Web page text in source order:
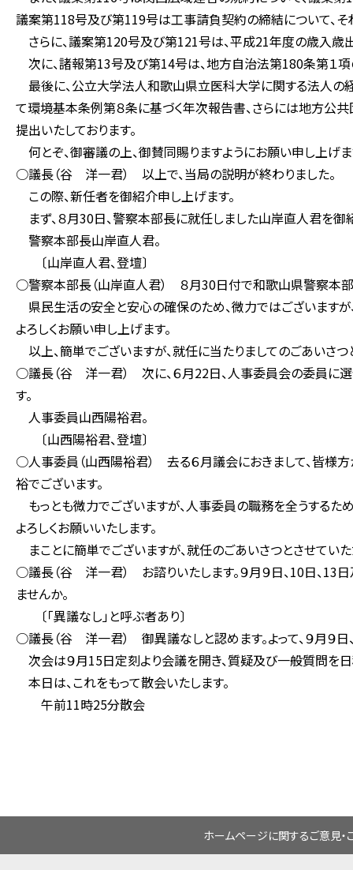
議案第118号及び第119号は工事請負契約の締結について、そ
さらに、議案第120号及び第121号は、平成21年度の歳入歳
次に、諸報第13号及び第14号は、地方自治法第180条第１
最後に、公立大学法人和歌山県立医科大学に関する法人
て環境基本条例第８条に基づく年次報告書、さらには地方
提出いたしております。
何とぞ、御審議の上、御賛同賜りますようにお願い申し上げま
○議長（谷 洋一君） 以上で、当局の説明が終わりました。
この際、新任者を御紹介申し上げます。
まず、８月30日、警察本部長に就任しました山岸直人君を御
警察本部長山岸直人君。
〔山岸直人君、登壇〕
○警察本部長（山岸直人君） ８月30日付で和歌山県警察本部
県民生活の安全と安心の確保のため、微力ではございますが
よろしくお願い申し上げます。
以上、簡単でございますが、就任に当たりましてのごあいさつ
○議長（谷 洋一君） 次に、６月22日、人事委員会の委員に
す。
人事委員山西陽裕君。
〔山西陽裕君、登壇〕
○人事委員（山西陽裕君） 去る６月議会におきまして、皆様
裕でございます。
もっとも微力でございますが、人事委員の職務を全うするた
よろしくお願いいたします。
まことに簡単でございますが、就任のごあいさつとさせていた
○議長（谷 洋一君） お諮りいたします。９月９日、10日、13
ませんか。
〔「異議なし」と呼ぶ者あり〕
○議長（谷 洋一君） 御異議なしと認めます。よって、９月９
次会は９月15日定刻より会議を開き、質疑及び一般質問を日
本日は、これをもって散会いたします。
午前11時25分散会
ホームページに関するご意見・